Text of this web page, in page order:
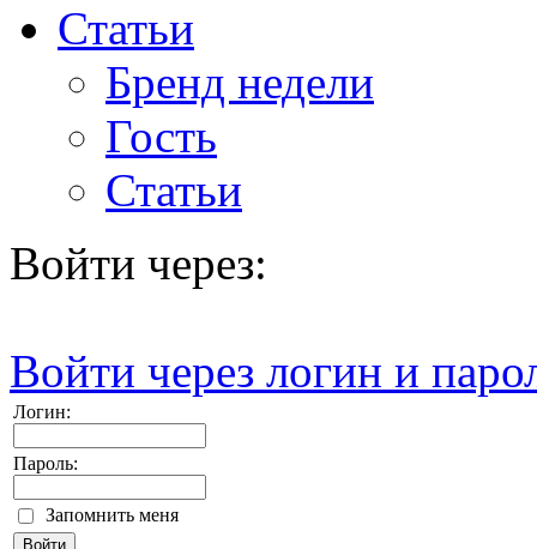
Статьи
Бренд недели
Гость
Статьи
Войти через:
Войти через логин и
Логин:
Пароль:
Запомнить меня